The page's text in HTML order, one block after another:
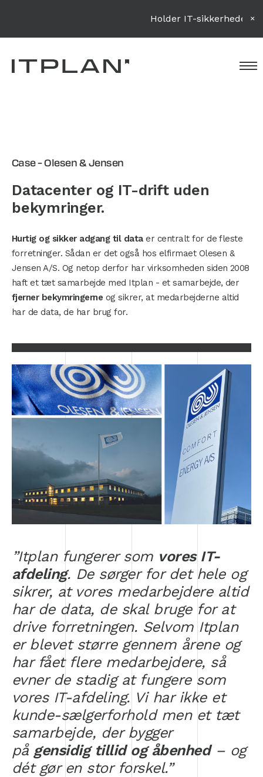
Holder IT-sikkerheden
Case – Olesen & Jensen
Datacenter og IT-drift uden
bekymringer.
Hurtig og sikker adgang til dataer centralt for de fleste
forretninger. Sådan er det også hos elfirmaet Olesen &
Jensen A/S. Og netop derfor har virksomheden siden 2008
haft et tæt samarbejde med Itplan - et samarbejde, der
fjerner bekymringerne og sikrer, at medarbejderne altid
har de data, de har brug for.
”Itplan fungerer som vores IT-
afdeling. De sørger for det hele og
sikrer, at vores medarbejdere altid
har de data, de skal bruge for at
drive forretningen. Selvom Itplan
er blevet større gennem årene og
har fået flere medarbejdere, så
evner de stadig at fungere som
vores IT-afdeling. Vi har ikke et
kunde-sælgerforhold men et tæt
samarbejde, der bygger
på gensidig tillid og åbenhed– og
dét gør en stor forskel.”